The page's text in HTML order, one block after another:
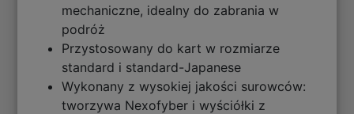
mechaniczne, idealny do zabrania w
podróż
Przystosowany do kart w rozmiarze
standard i standard-Japanese
Wykonany z wysokiej jakości surowców:
tworzywa Nexofyber i wyściółki z